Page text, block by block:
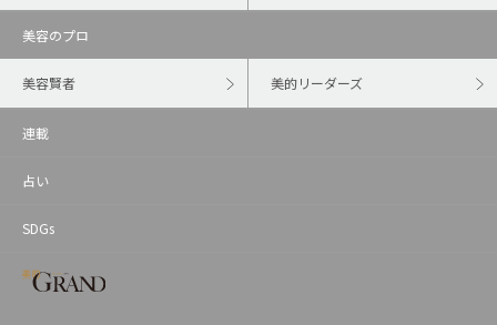
美容のプロ
美容賢者 美的リーダーズ
連載
占い
SDGs